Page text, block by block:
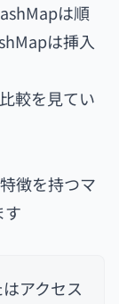
は順
は挿入
較を見てい
徴を持つマ
す
アクセス